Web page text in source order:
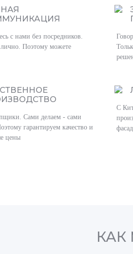
с нами без посредников.
лично. Поэтому можете
Сами делаем - сами
гарантируем качество и
цены
С
КАК